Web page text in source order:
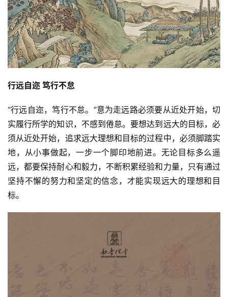
行远自迩 笃行不怠
“行远自迩，笃行不怠。”意为走远路必须要从近处开始，切
实履行所学的知识，不感到倦怠。要想达到远大的目标，必
须从近处开始，追求远大理想和目标的过程中，必须脚踏实
地，从小事做起，一步一个脚印地前进。无论目标多么遥
远，都要保持耐心和毅力，不断积累经验和力量，只有通过
坚持不懈的努力和坚定的信念，才能实现远大的理想和目
标。